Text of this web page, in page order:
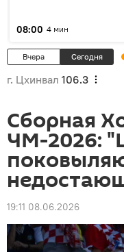
08:00 4 мин
Вчера Сегодня
г. Цхинвал 106.3
Сборная
ЧМ-2026:
19:11 08.06.2026